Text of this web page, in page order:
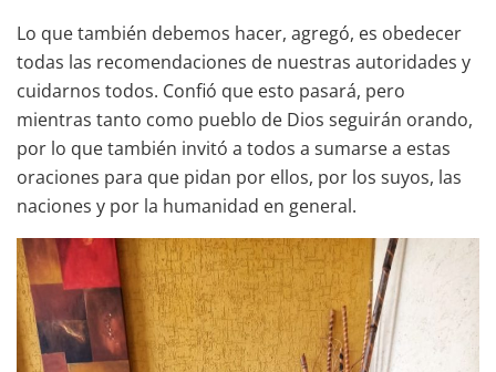
Lo que también debemos hacer, agregó, es obedecer
todas las recomendaciones de nuestras autoridades y
cuidarnos todos. Confió que esto pasará, pero
mientras tanto como pueblo de Dios seguirán orando,
por lo que también invitó a todos a sumarse a estas
oraciones para que pidan por ellos, por los suyos, las
naciones y por la humanidad en general.